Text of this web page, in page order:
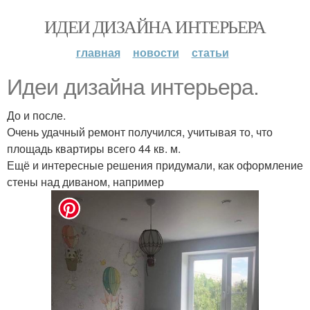
ИДЕИ ДИЗАЙНА ИНТЕРЬЕРА
главная новости статьи
Идеи дизайна интерьера.
До и после.
Очень удачный ремонт получился, учитывая то, что
площадь квартиры всего 44 кв. м.
Ещё и интересные решения придумали, как оформление
стены над диваном, например